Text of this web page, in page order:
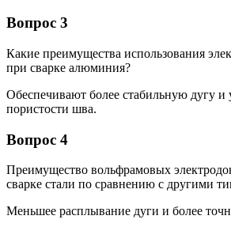
Вопрос 3
Какие преимущества использования
при сварке алюминия?
Обеспечивают более стабильную дугу
пористости шва.
Вопрос 4
Преимущество вольфрамовых
сварке стали по сравнению с другими
Меньшее расплывание дуги и более